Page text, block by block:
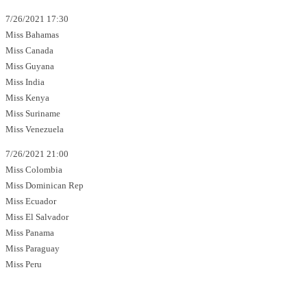
7/26/2021 17:30
Miss Bahamas
Miss Canada
Miss Guyana
Miss India
Miss Kenya
Miss Suriname
Miss Venezuela
7/26/2021 21:00
Miss Colombia
Miss Dominican Rep
Miss Ecuador
Miss El Salvador
Miss Panama
Miss Paraguay
Miss Peru